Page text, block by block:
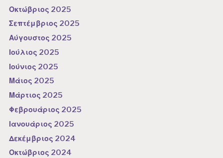
Οκτώβριος 2025
Σεπτέμβριος 2025
Αύγουστος 2025
Ιούλιος 2025
Ιούνιος 2025
Μάιος 2025
Μάρτιος 2025
Φεβρουάριος 2025
Ιανουάριος 2025
Δεκέμβριος 2024
Οκτώβριος 2024